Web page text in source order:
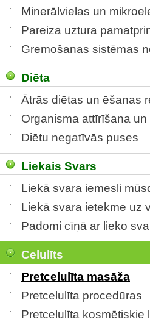
Minerālvielas un
Pareiza uztura
Gremošanas sistēmas
Diēta
Ātrās diētas un ēšanas
Organisma attīrīšana un
Diētu negatīvās puses
Liekais Svars
Liekā svara iemesli
Liekā svara ietekme uz
Padomi cīņā ar lieko
Celulīts
Pretcelulīta masāža
Pretcelulīta procedūras
Pretcelulīta kosmētiskie